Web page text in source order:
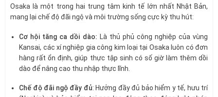
Osaka là một trong hai trung tâm kinh tế lớn nhất Nhật Bản,
mang lại chế độ đãi ngộ và môi trường sống cực kỳ thu hút:
Cơ hội tăng ca dồi dào: Là thủ phủ công nghiệp của vùng
Kansai, các xí nghiệp gia công kim loại tại Osaka luôn có đơn
hàng rất ổn định, giúp thực tập sinh có số giờ làm thêm dồi
dào để nâng cao thu nhập thực lĩnh.
Chế độ đãi ngộ đầy đủ: Hưởng đầy đủ bảo hiểm y tế, hưu trí